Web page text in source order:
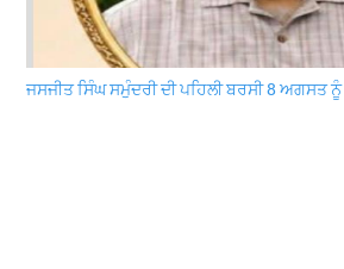
ਜਸਜੀਤ ਸਿੰਘ ਸਮੁੰਦਰੀ ਦੀ ਪਹਿਲੀ ਬਰਸੀ 8 ਅਗਸਤ ਨੂੰ